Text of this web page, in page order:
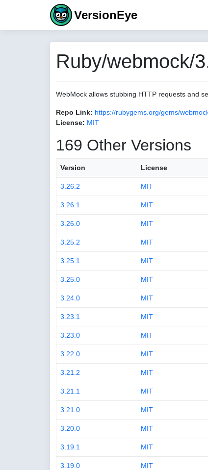
VersionEye
Ruby/webmock/
WebMock allows stubbing HTTP requests and
Repo Link: https://rubygems.org/gems/
License: MIT
169 Other Versions
Version License
3.26.2 MIT
3.26.1 MIT
3.26.0 MIT
3.25.2 MIT
3.25.1 MIT
3.25.0 MIT
3.24.0 MIT
3.23.1 MIT
3.23.0 MIT
3.22.0 MIT
3.21.2 MIT
3.21.1 MIT
3.21.0 MIT
3.20.0 MIT
3.19.1 MIT
3.19.0 MIT